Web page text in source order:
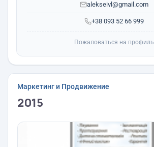
+38 093 52 66 999
alekseivl@gmail.com
Пожаловаться на профиль
Маркетинг и Продвижение
2015